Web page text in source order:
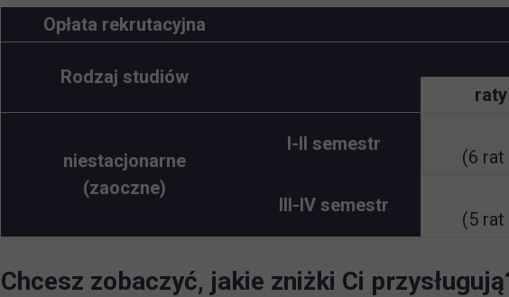
Opłata rekrutacyjna
Rodzaj studiów
niestacjonarne
(zaoczne)
I-II semestr
(6
III-IV semestr
(5
Chcesz zobaczyć, jakie zniżki Ci